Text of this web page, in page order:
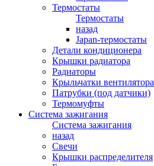
Термостаты
Термостаты
назад
Japan-термостаты
Детали кондиционера
Крышки радиатора
Радиаторы
Крыльчатки вентилятора
Патрубки (под датчики)
Термомуфты
Система зажигания
Система зажигания
назад
Свечи
Крышки распределителя